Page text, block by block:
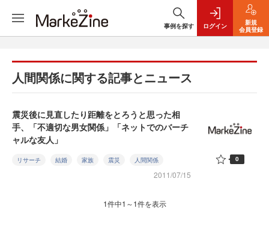
事例を探す ログイン
新規
会員登録
人間関係に関する記事とニュース
震災後に見直したり距離をとろうと思った相
手、「不適切な男女関係」「ネットでのバーチ
ャルな友人」
リサーチ 結婚 家族 震災 人間関係
2011/07/15
0
1件中1～1件を表示